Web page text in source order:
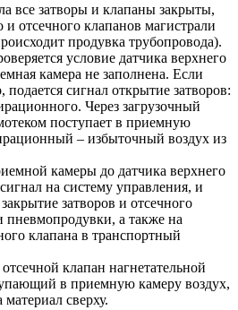
все затворы и клапаны закрыты,
отсечного клапанов магистрали
продувка трубопровода).
условие датчика верхнего
камера не заполнена. Если
сигнал открытие затворов:
Через загрузочный
поступает в приемную
– избыточный воздух из
камеры до датчика верхнего
на систему управления, и
затворов и отсечного
пневмопродувки, а также на
клапана в транспортный
клапан нагнетательной
в приемную камеру воздух,
материал сверху.